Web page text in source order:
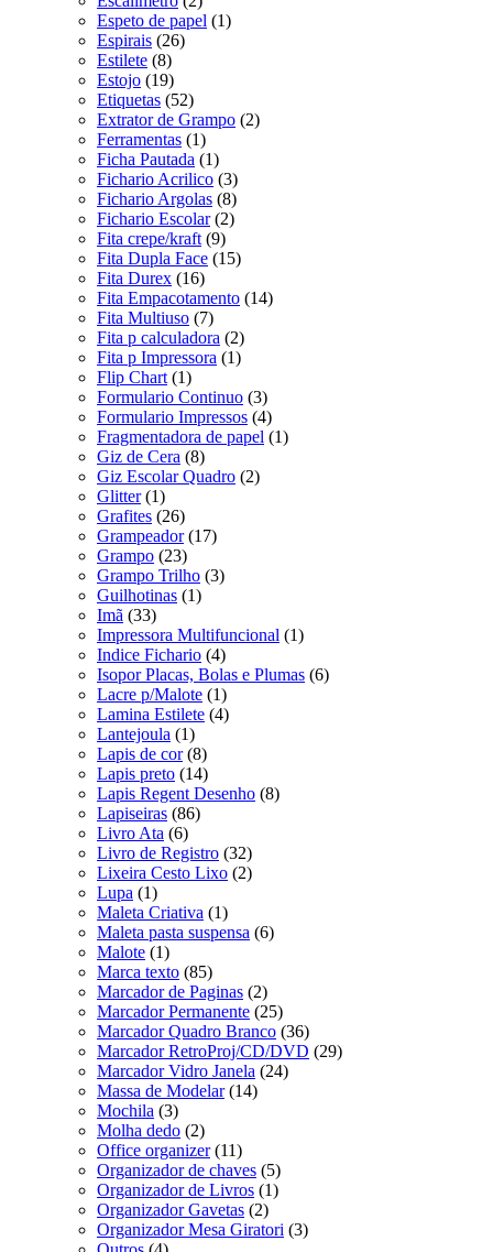
Espeto de papel (1)
Espirais (26)
Estilete (8)
Estojo (19)
Etiquetas (52)
Extrator de Grampo (2)
Ferramentas (1)
Ficha Pautada (1)
Fichario Acrilico (3)
Fichario Argolas (8)
Fichario Escolar (2)
Fita crepe/kraft (9)
Fita Dupla Face (15)
Fita Durex (16)
Fita Empacotamento (14)
Fita Multiuso (7)
Fita p calculadora (2)
Fita p Impressora (1)
Flip Chart (1)
Formulario Continuo (3)
Formulario Impressos (4)
Fragmentadora de papel (1)
Giz de Cera (8)
Giz Escolar Quadro (2)
Glitter (1)
Grafites (26)
Grampeador (17)
Grampo (23)
Grampo Trilho (3)
Guilhotinas (1)
Imã (33)
Impressora Multifuncional (1)
Indice Fichario (4)
Isopor Placas, Bolas e Plumas (6)
Lacre p/Malote (1)
Lamina Estilete (4)
Lantejoula (1)
Lapis de cor (8)
Lapis preto (14)
Lapis Regent Desenho (8)
Lapiseiras (86)
Livro Ata (6)
Livro de Registro (32)
Lixeira Cesto Lixo (2)
Lupa (1)
Maleta Criativa (1)
Maleta pasta suspensa (6)
Malote (1)
Marca texto (85)
Marcador de Paginas (2)
Marcador Permanente (25)
Marcador Quadro Branco (36)
Marcador RetroProj/CD/DVD (29)
Marcador Vidro Janela (24)
Massa de Modelar (14)
Mochila (3)
Molha dedo (2)
Office organizer (11)
Organizador de chaves (5)
Organizador de Livros (1)
Organizador Gavetas (2)
Organizador Mesa Giratori (3)